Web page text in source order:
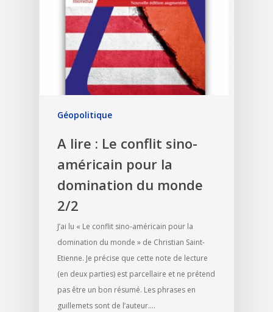
Géopolitique
A lire : Le conflit sino-
américain pour la
domination du monde
2/2
J’ai lu « Le conflit sino-américain pour la
domination du monde » de Christian Saint-
Etienne. Je précise que cette note de lecture
(en deux parties) est parcellaire et ne prétend
pas être un bon résumé. Les phrases en
guillemets sont de l’auteur.…